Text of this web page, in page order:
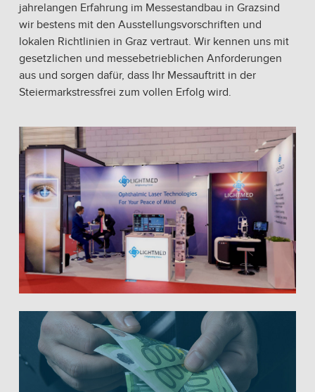
jahrelangen Erfahrung im Messestandbau in Grazsind
wir bestens mit den Ausstellungsvorschriften und
lokalen Richtlinien in Graz vertraut. Wir kennen uns mit
gesetzlichen und messebetrieblichen Anforderungen
aus und sorgen dafür, dass Ihr Messauftritt in der
Steiermarkstressfrei zum vollen Erfolg wird.